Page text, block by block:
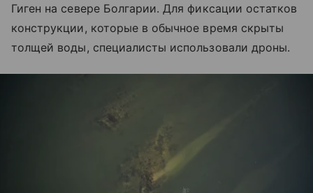
Гиген на севере Болгарии. Для фиксации остатков
конструкции, которые в обычное время скрыты
толщей воды, специалисты использовали дроны.